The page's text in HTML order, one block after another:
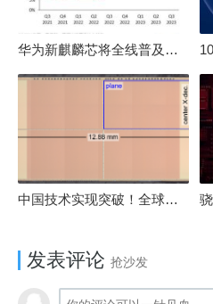
华为新麒麟芯将全线普及！高中低端全面采用 改写竞争格局
中国技术实现突破！全球最先进的3D NAND存储芯片被发现
发表评论 抢沙发